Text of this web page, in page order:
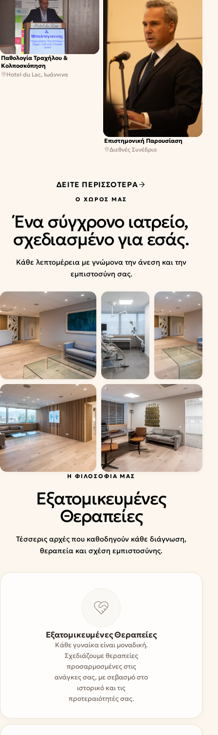
Παθολογία Τραχήλου &
Κολποσκόπηση
Hotel du Lac, Ιωάννινα
Επιστημονική Παρουσίαση
Διεθνές Συνέδριο
ΔΕΊΤΕ ΠΕΡΙΣΣΌΤΕΡΑ
Ο ΧΏΡΟΣ ΜΑΣ
Ένα σύγχρονο ιατρείο,
σχεδιασμένο για εσάς.
Κάθε λεπτομέρεια με γνώμονα την άνεση και την
εμπιστοσύνη σας.
Η ΦΙΛΟΣΟΦΊΑ ΜΑΣ
Εξατομικευμένες
Θεραπείες
Τέσσερις αρχές που καθοδηγούν κάθε διάγνωση,
θεραπεία και σχέση εμπιστοσύνης.
Εξατομικευμένες Θεραπείες
Κάθε γυναίκα είναι μοναδική.
Σχεδιάζουμε θεραπείες
προσαρμοσμένες στις
ανάγκες σας, με σεβασμό στο
ιστορικό και τις
προτεραιότητές σας.